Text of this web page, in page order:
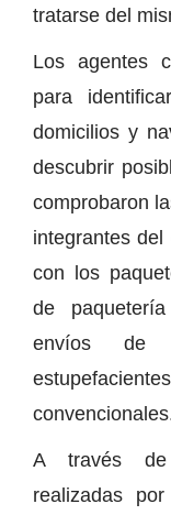
tratarse del
Los agentes
para
domicilios y
descubrir
comprobaron
integrantes
con los
de
envíos de
A través de
realizadas